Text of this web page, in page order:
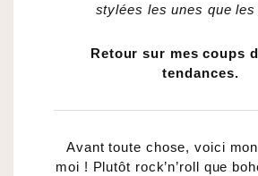
stylées les unes que les
Retour sur mes coups
tendances.
Avant toute chose, voici
moi ! Plutôt rock’n’roll que